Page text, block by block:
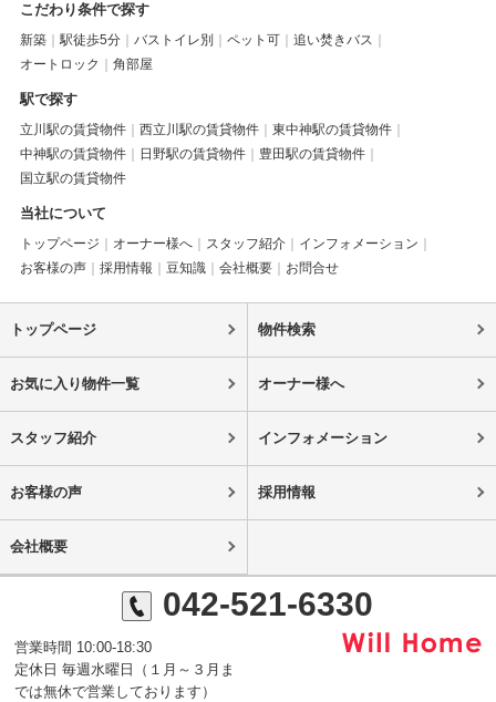
こだわり条件で探す
新築 駅徒歩5分 バストイレ別 ペット可
追い焚きバス
オートロック
角部屋
駅で探す
立川駅の賃貸物件 西立川駅の賃貸物件
東中神駅の賃貸物件
中神駅の賃貸物件
日野駅の賃貸物件
豊田駅の賃貸物件
国立駅の賃貸物件
当社について
トップページ オーナー様へ スタッフ紹介
インフォメーション
お客様の声
採用情報 豆知識 会社概要 お問合せ
トップページ 物件検索
お気に入り物件一覧 オーナー様へ
スタッフ紹介 インフォメーション
お客様の声 採用情報
会社概要
042-521-6330
営業時間 10:00-18:30
定休日 毎週水曜日（１月～３月ま
では無休で営業しております）